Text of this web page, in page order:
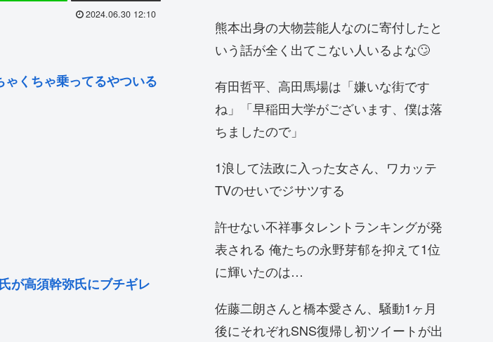
2024.06.30 12:10
くちゃ乗ってるやついる
が高須幹弥氏にブチギレ
熊本出身の大物芸能人なのに寄付したと
いう話が全く出てこない人いるよな🙄
有田哲平、高田馬場は「嫌いな街です
ね」「早稲田大学がございます、僕は落
ちましたので」
1浪して法政に入った女さん、ワカッテ
TVのせいでジサツする
許せない不祥事タレントランキングが発
表される 俺たちの永野芽郁を抑えて1位
に輝いたのは…
佐藤二朗さんと橋本愛さん、騒動1ヶ月
後にそれぞれSNS復帰し初ツイートが出